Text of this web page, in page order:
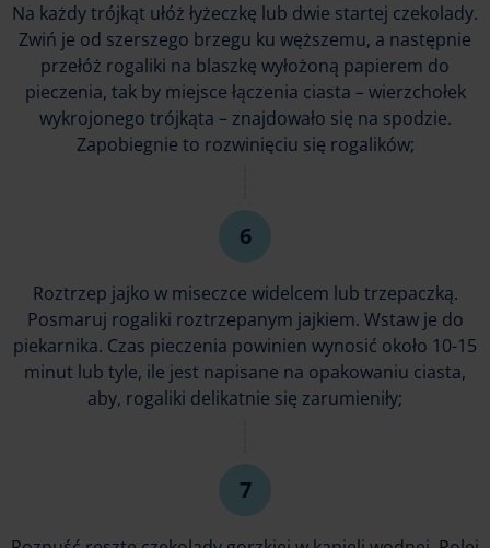
Na każdy trójkąt ułóż łyżeczkę lub dwie startej czekolady.
Zwiń je od szerszego brzegu ku węższemu, a następnie
przełóż rogaliki na blaszkę wyłożoną papierem do
pieczenia, tak by miejsce łączenia ciasta – wierzchołek
wykrojonego trójkąta – znajdowało się na spodzie.
Zapobiegnie to rozwinięciu się rogalików;
Roztrzep jajko w miseczce widelcem lub trzepaczką.
Posmaruj rogaliki roztrzepanym jajkiem. Wstaw je do
piekarnika. Czas pieczenia powinien wynosić około 10-15
minut lub tyle, ile jest napisane na opakowaniu ciasta,
aby, rogaliki delikatnie się zarumieniły;